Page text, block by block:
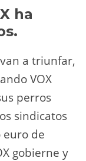
n
ha
a triunfar,
VOX
perros
sindicatos
euro de
gobierne y